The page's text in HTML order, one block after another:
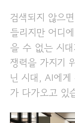
검색되지 않으
들리지만 어디
을 수 없는 시
쟁력을 가지기
닌 시대, AI에
가 다가오고 있